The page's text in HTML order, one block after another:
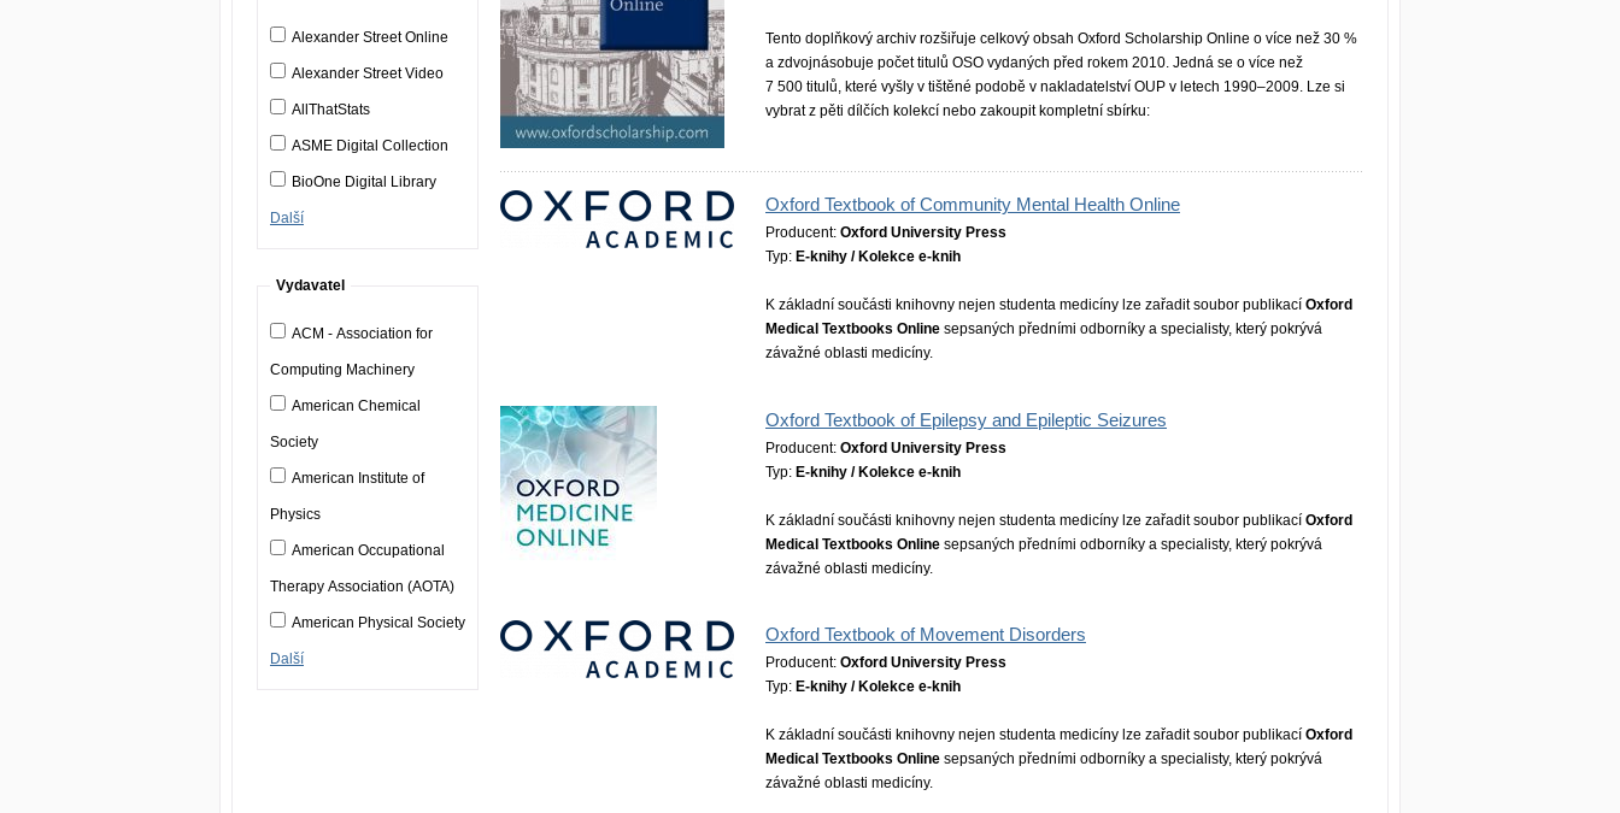
Alexander Street Online
Alexander Street Video
AllThatStats
ASME Digital Collection
BioOne Digital Library
Další
Vydavatel
ACM - Association for
Computing Machinery
American Chemical
Society
American Institute of
Physics
American Occupational
Therapy Association (AOTA)
American Physical Society
Další
Tento doplňkový archiv rozšiřuje celkový obsah Oxford Scholarship Online o více než 30 %
a zdvojnásobuje počet titulů OSO vydaných před rokem 2010. Jedná se o více než
7 500 titulů, které vyšly v tištěné podobě v nakladatelství OUP v letech 1990–2009. Lze si
vybrat z pěti dílčích kolekcí nebo zakoupit kompletní sbírku:
Oxford Textbook of Community Mental Health Online
Producent: Oxford University Press
Typ: E-knihy / Kolekce e-knih
K základní součásti knihovny nejen studenta medicíny lze zařadit soubor publikací Oxford
Medical Textbooks Online sepsaných předními odborníky a specialisty, který pokrývá
závažné oblasti medicíny.
Oxford Textbook of Epilepsy and Epileptic Seizures
Producent: Oxford University Press
Typ: E-knihy / Kolekce e-knih
K základní součásti knihovny nejen studenta medicíny lze zařadit soubor publikací Oxford
Medical Textbooks Online sepsaných předními odborníky a specialisty, který pokrývá
závažné oblasti medicíny.
Oxford Textbook of Movement Disorders
Producent: Oxford University Press
Typ: E-knihy / Kolekce e-knih
K základní součásti knihovny nejen studenta medicíny lze zařadit soubor publikací Oxford
Medical Textbooks Online sepsaných předními odborníky a specialisty, který pokrývá
závažné oblasti medicíny.